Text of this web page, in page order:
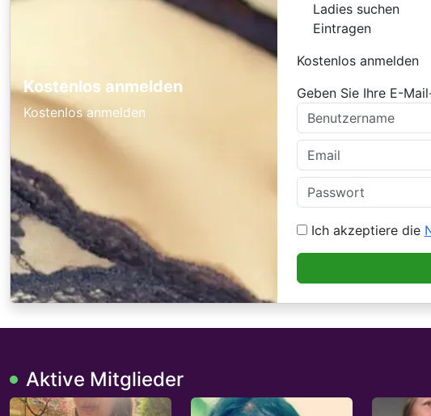
Kostenlos anmelden
Kostenlos anmelden
Ladies suchen
Eintragen
Kostenlos anmelden
Geben Sie Ihre E-
Ich akzeptiere die
Aktive Mitglieder